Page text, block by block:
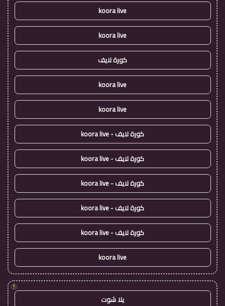
koora live
koora live
كورة لايف
koora live
koora live
كورة لايف - koora live
كورة لايف - koora live
كورة لايف - koora live
كورة لايف - koora live
كورة لايف - koora live
koora live
!
يلا شوت